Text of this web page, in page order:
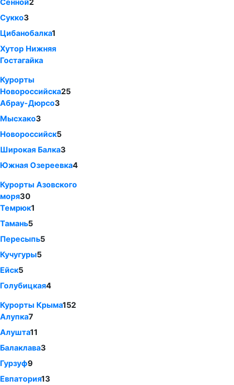
Сенной2
Сукко3
Цибанобалка1
Хутор Нижняя
Гостагайка
Курорты
Новороссийска25
Абрау-Дюрсо3
Мысхако3
Новороссийск5
Широкая Балка3
Южная Озереевка4
Курорты Азовского
моря30
Темрюк1
Тамань5
Пересыпь5
Кучугуры5
Ейск5
Голубицкая4
Курорты Крыма152
Алупка7
Алушта11
Балаклава3
Гурзуф9
Евпатория13